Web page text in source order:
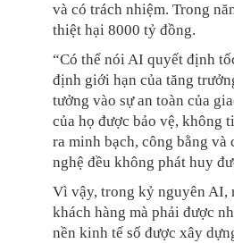
và có trách nhiệm. Trong
thiệt hại 8000 tỷ đồng.
“Có thể nói AI quyết định
định giới hạn của tăng
tưởng vào sự an toàn của
của họ được bảo vệ, không
ra minh bạch, công bằng
nghệ đều không phát huy
Vì vậy, trong kỷ nguyên AI,
khách hàng mà phải được
nền kinh tế số được xây